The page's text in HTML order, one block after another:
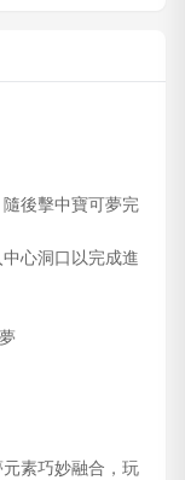
後擊中寶可夢完
心洞口以完成進
素巧妙融合，玩